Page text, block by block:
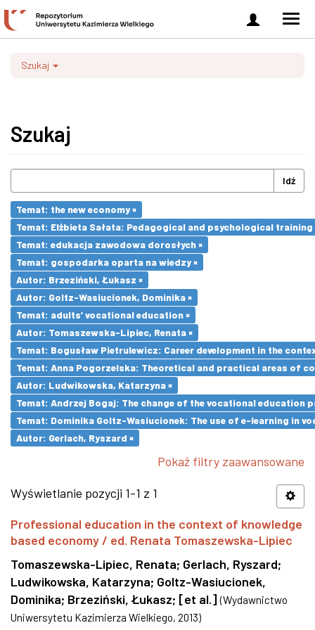
Zaloguj
się
Szukaj
Szukaj
Idź
Temat: the new economy ×
Temat: Elżbieta Sałata: Pedagogical and psychological
Temat: edukacja zawodowa dorosłych ×
Temat: gospodarka oparta na wiedzy ×
Autor: Brzeziński, Łukasz ×
Autor: Goltz-Wasiucionek, Dominika ×
Temat: adults’ vocational education ×
Autor: Tomaszewska-Lipiec, Renata ×
Temat: Bogusław Pietrulewicz: Career development in the
Temat: Anna Pogorzelska: Theoretical and practical areas of
Autor: Ludwikowska, Katarzyna ×
Temat: Andrzej Bogaj: The change of the vocational education
Temat: Dominika Goltz-Wasiucionek: The use of e-learning in
Autor: Gerlach, Ryszard ×
Pokaż filtry zaawansowane
Wyświetlanie pozycji 1-1 z 1
Professional education in the context of knowledge
based economy / ed. Renata Tomaszewska-Lipiec
Tomaszewska-Lipiec, Renata; Gerlach, Ryszard;
Ludwikowska, Katarzyna; Goltz-Wasiucionek,
Dominika; Brzeziński, Łukasz; [et al.] (Wydawnictwo
Uniwersytetu Kazimierza Wielkiego, 2013)